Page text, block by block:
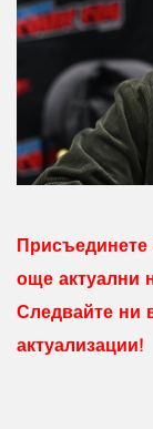
Присъединете
още актуални
Следвайте ни
актуализации!